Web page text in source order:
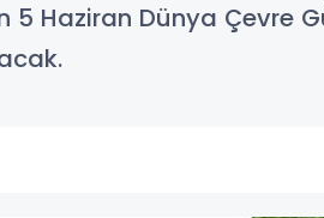
5 Haziran Dünya Çevre